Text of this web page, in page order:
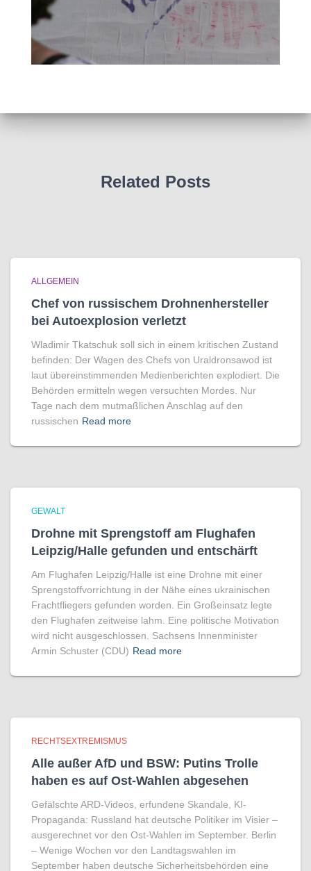
Related Posts
ALLGEMEIN
Chef von russischem Drohnenhersteller
bei Autoexplosion verletzt
Wladimir Tkatschuk soll sich in einem kritischen Zustand
befinden: Der Wagen des Chefs von Uraldronsawod ist
laut übereinstimmenden Medienberichten explodiert. Die
Behörden ermitteln wegen versuchten Mordes. Nur
Tage nach dem mutmaßlichen Anschlag auf den
russischen Read more
GEWALT
Drohne mit Sprengstoff am Flughafen
Leipzig/Halle gefunden und entschärft
Am Flughafen Leipzig/Halle ist eine Drohne mit einer
Sprengstoffvorrichtung in der Nähe eines ukrainischen
Frachtfliegers gefunden worden. Ein Großeinsatz legte
den Flughafen zeitweise lahm. Eine politische Motivation
wird nicht ausgeschlossen. Sachsens Innenminister
Armin Schuster (CDU) Read more
RECHTSEXTREMISMUS
Alle außer AfD und BSW: Putins Trolle
haben es auf Ost-Wahlen abgesehen
Gefälschte ARD-Videos, erfundene Skandale, KI-
Propaganda: Russland hat deutsche Politiker im Visier –
ausgerechnet vor den Ost-Wahlen im September. Berlin
– Wenige Wochen vor den Landtagswahlen im
September haben deutsche Sicherheitsbehörden eine